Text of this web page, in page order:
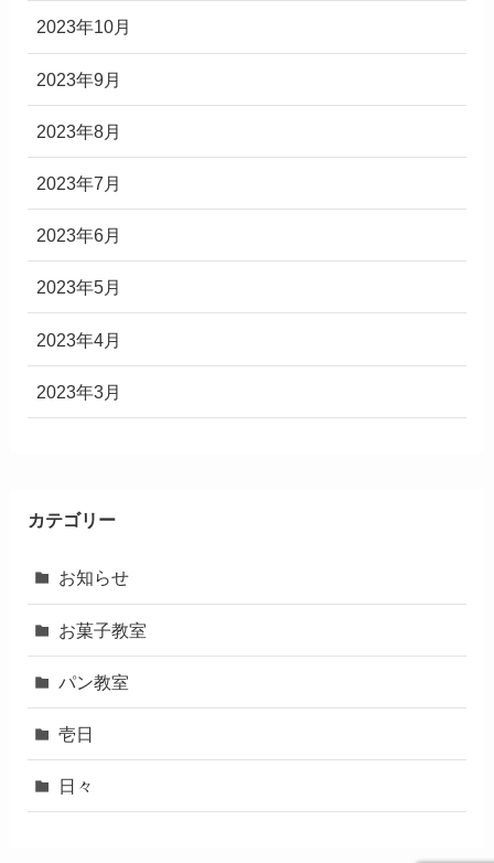
2023年10月
2023年9月
2023年8月
2023年7月
2023年6月
2023年5月
2023年4月
2023年3月
カテゴリー
お知らせ
お菓子教室
パン教室
壱日
日々